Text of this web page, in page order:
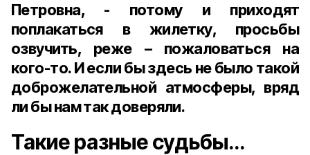
Петровна, - потому и приходят
поплакаться в жилетку, просьбы
озвучить, реже – пожаловаться на
кого-то. И если бы здесь не было такой
доброжелательной атмосферы, вряд
ли бы нам так доверяли.
Такие разные судьбы…